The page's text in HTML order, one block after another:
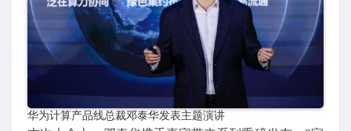
华为计算产品线总裁邓泰华发表主题演讲